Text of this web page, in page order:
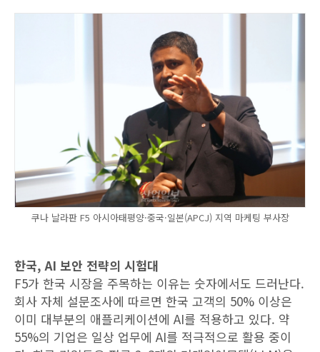
쿠나 날라판 F5 아시아태평양·중국·일본(APCJ) 지역 마케팅 부사장
한국, AI 보안 전략의 시험대
F5가 한국 시장을 주목하는 이유는 숫자에서도 드러난다.
회사 자체 설문조사에 따르면 한국 고객의 50% 이상은
이미 대부분의 애플리케이션에 AI를 적용하고 있다. 약
55%의 기업은 일상 업무에 AI를 적극적으로 활용 중이